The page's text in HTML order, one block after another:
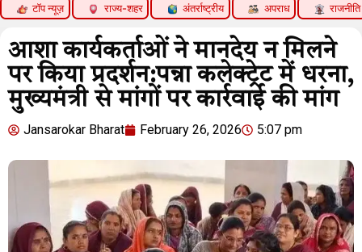
टॉप न्यूज़ राज्य-शहर अंतर्राष्ट्रीय अपराध राजनीति
आशा कार्यकर्ताओं ने मानदेय न मिलने
पर किया प्रदर्शन:पन्ना कलेक्ट्रेट में धरना,
मुख्यमंत्री से मांगों पर कार्रवाई की मांग
Jansarokar Bharat February 26, 2026 5:07 pm